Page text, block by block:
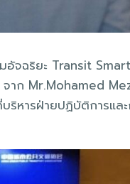
อัจฉริยะ Transit
ก Mr.Mohamed
ริหารฝ่ายปฏิบัติการแล